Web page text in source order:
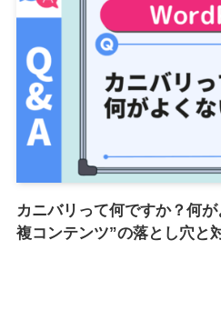
カニバリって何ですか？何
複コンテンツ”の落とし穴と